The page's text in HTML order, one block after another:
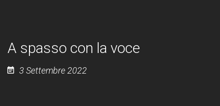
A spasso con la voce
3 Settembre 2022